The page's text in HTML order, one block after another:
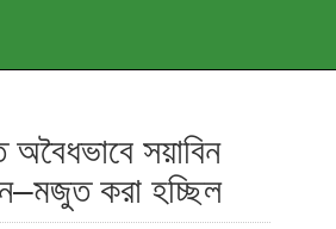
অবৈধভাবে সয়াবিন
করা হচ্ছিল